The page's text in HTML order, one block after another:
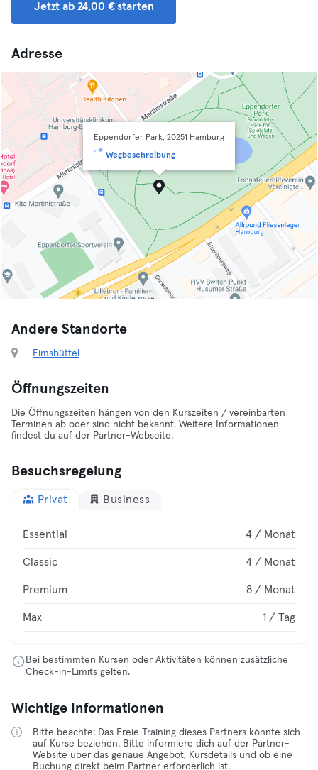
Jetzt ab 24,00 € starten
Adresse
Eppendorfer Park, 20251 Hamburg
Wegbeschreibung
Andere Standorte
Eimsbüttel
Öffnungszeiten
Die Öffnungszeiten hängen von den Kurszeiten / vereinbarten
Terminen ab oder sind nicht bekannt. Weitere Informationen
findest du auf der Partner-Webseite.
Besuchsregelung
Privat Business
Essential 4 / Monat
Classic 4 / Monat
Premium 8 / Monat
Max 1 / Tag
Bei bestimmten Kursen oder Aktivitäten können zusätzliche
Check-in-Limits gelten.
Wichtige Informationen
Bitte beachte: Das Freie Training dieses Partners könnte sich
auf Kurse beziehen. Bitte informiere dich auf der Partner-
Website über das genaue Angebot, Kursdetails und ob eine
Buchung direkt beim Partner erforderlich ist.